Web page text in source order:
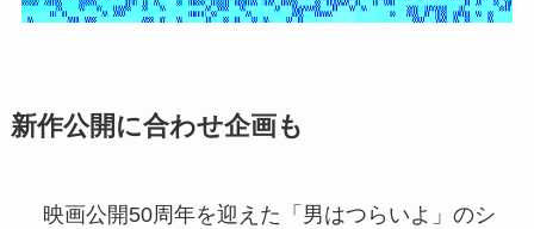
新作公開に合わせ企画も
映画公開50周年を迎えた「男はつらいよ」のシ